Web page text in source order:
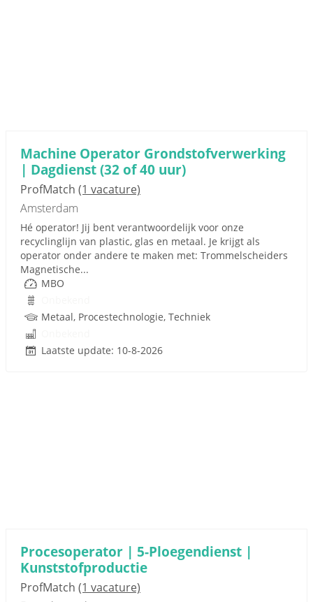
Machine Operator Grondstofverwerking
| Dagdienst (32 of 40 uur)
ProfMatch (1 vacature)
Amsterdam
Hé operator! Jij bent verantwoordelijk voor onze
recyclinglijn van plastic, glas en metaal. Je krijgt als
operator onder andere te maken met: Trommelscheiders
Magnetische...
MBO
Metaal, Procestechnologie, Techniek
Laatste update: 10-8-2026
Procesoperator | 5-Ploegendienst |
Kunststofproductie
ProfMatch (1 vacature)